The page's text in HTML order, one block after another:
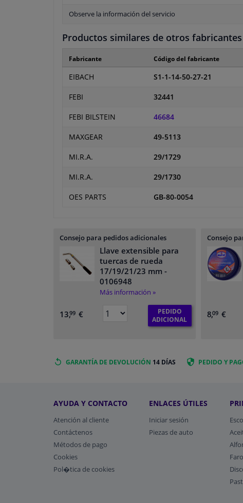
Observe la información del servicio
Productos similares de otros fabricantes
Fabricante Código del fabricante
EIBACH S1-1-14-50-27-21
FEBI 32441
FEBI BILSTEIN 46684
MAXGEAR 49-5113
MI.R.A. 29/1729
MI.R.A. 29/1730
OES PARTS GB-80-0054
Consejo para pedidos adicionales
Llave extensible para
tuercas de rueda
17/19/21/23 mm -
0106948
Más información »
13,99 €
PEDIDO
ADICIONAL
Consejo
8,09 €
GARANTÍA DE DEVOLUCIÓN 14 DÍAS PEDIDO Y
AYUDA Y CONTACTO
Atención al cliente
Contáctenos
Métodos de pago
​Cookies
Pol�tica de cookies
ENLACES ÚTILES
Iniciar sesión
Piezas de auto